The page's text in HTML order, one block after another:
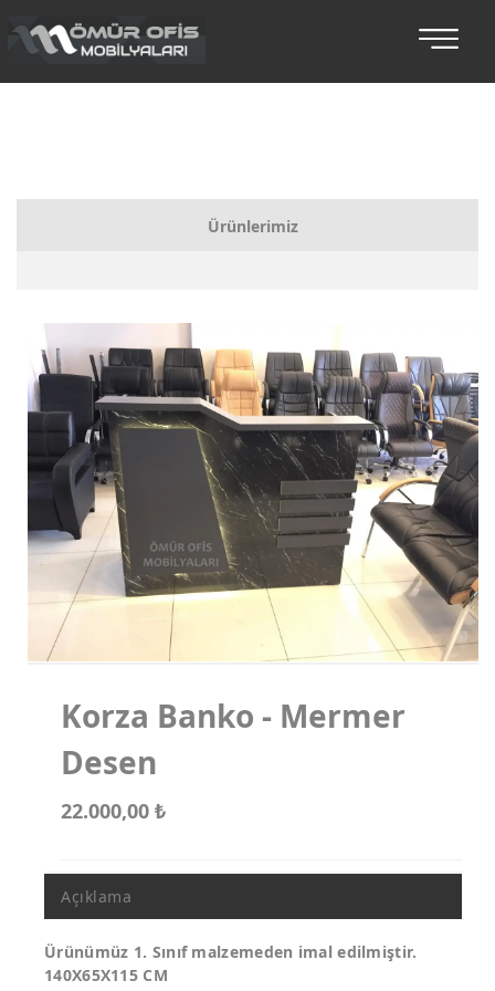
Ürünlerimiz
Koltuklu Makam Setleri
Makam Takımları
Toplantı Masaları
Oturma Grupları
Koltuk Takımları
Makam Koltukları
Misafir Koltukları
Korza Banko - Mermer
Desen
22.000,00 ₺
Açıklama
Ürünümüz 1. Sınıf malzemeden imal edilmiştir.
140X65X115 CM